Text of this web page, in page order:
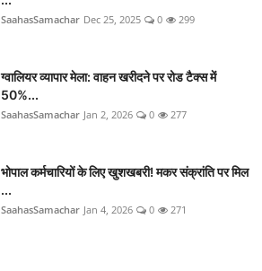
SaahasSamachar Dec 25, 2025 0 299
ग्वालियर व्यापार मेला: वाहन खरीदने पर रोड टैक्स में
50%...
SaahasSamachar Jan 2, 2026 0 277
भोपाल कर्मचारियों के लिए खुशखबरी! मकर संक्रांति पर मिल
...
SaahasSamachar Jan 4, 2026 0 271